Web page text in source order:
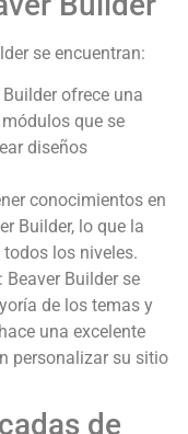
se encuentran:
ofrece una
que se
diseños
conocimientos en
Builder, lo que la
los niveles.
Builder se
de los temas y
una excelente
personalizar su sitio
de